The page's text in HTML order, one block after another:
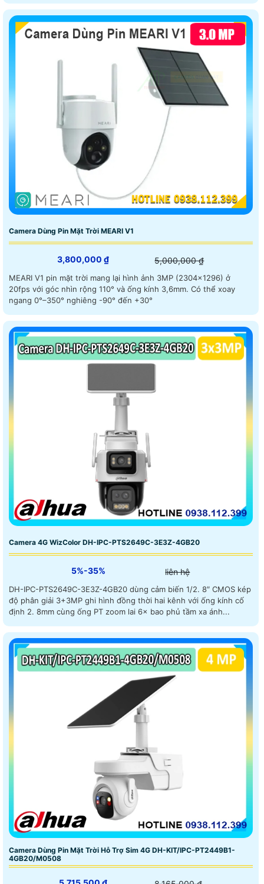
Camera Dùng Pin Mặt Trời MEARI V1
3,800,000 ₫ 5,000,000 ₫
MEARI V1 pin mặt trời mang lại hình ảnh 3MP (2304×1296) ở
20fps với góc nhìn rộng 110° và ống kính 3,6mm. Có thể xoay
ngang 0°–350° nghiêng -90° đến +30°
Camera 4G WizColor DH-IPC-PTS2649C-3E3Z-4GB20
5%-35% liên hệ
DH-IPC-PTS2649C-3E3Z-4GB20 dùng cảm biến 1/2. 8″ CMOS kép
độ phân giải 3+3MP ghi hình đồng thời hai kênh với ống kính cố
định 2. 8mm cùng ống PT zoom lai 6× bao phủ tầm xa ánh...
Camera Dùng Pin Mặt Trời Hỗ Trợ Sim 4G DH-KIT/IPC-PT2449B1-
4GB20/M0508